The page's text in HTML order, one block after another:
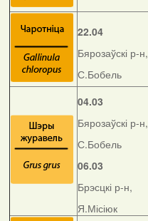
22.04
Бярозаўскі р-н,
С.Бобель
04.03
Бярозаўскі р-н,
С.Бобель
06.03
Брэсцкі р-н,
Я.Місіюк